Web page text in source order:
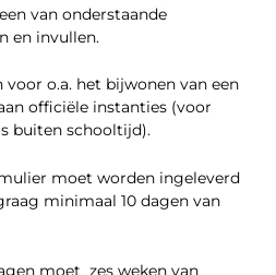
van onderstaande
en invullen.
o.a. het bijwonen van een
officiële instanties (voor
buiten schooltijd).
moet worden ingeleverd
minimaal 10 dagen van
moet zes weken van